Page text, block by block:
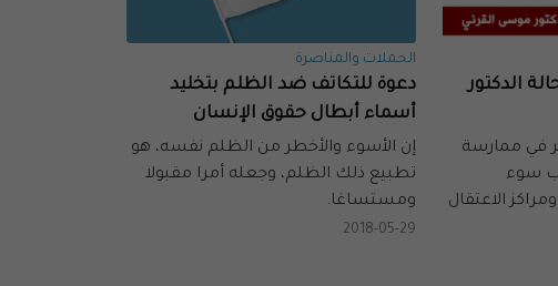
الدكتور
في ممارسة
سوء
الاعتقال
الحملات والمناصرة
دعوة للتكاتف ضد الظلم بتخليد
أسماء أبطال حقوق الإنسان
إن الأسوء والأخطر من الظلم نفسه، هو
تطبيع ذلك الظلم، وجعله أمرا مقبولا
ومستساغا.
2018-05-29